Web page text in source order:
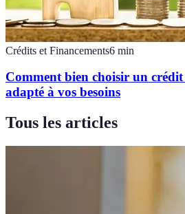
Crédits et Financements6 min
Comment bien choisir un
adapté à vos besoins
Tous les articles